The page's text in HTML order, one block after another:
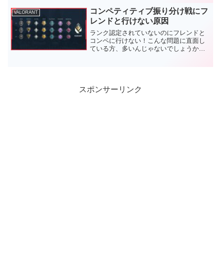
気になった情報をまとめていきましょ
う！...
VALORANT
コンペティティブ振り分け戦にフ
レンドと行けない原因
ランク認定されていないのにフレンドと
コンペに行けない！こんな問題に直面し
ている方、多いんじゃないでしょうか？
スポンサーリンク